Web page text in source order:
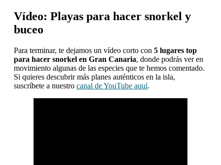
Vídeo: Playas para hacer snorkel y
buceo
Para terminar, te dejamos un vídeo corto con 5 lugares top
para hacer snorkel en Gran Canaria, donde podrás ver en
movimiento algunas de las especies que te hemos comentado.
Si quieres descubrir más planes auténticos en la isla,
suscríbete a nuestro canal de YouTube aquí.